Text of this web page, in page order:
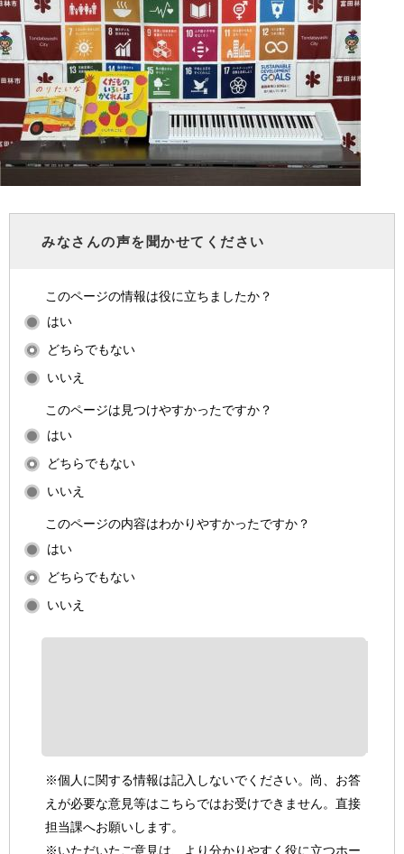
みなさんの声を聞かせてください
このページの情報は役に立ちましたか？
はい
どちらでもない
いいえ
このページは見つけやすかったですか？
はい
どちらでもない
いいえ
このページの内容はわかりやすかったですか？
はい
どちらでもない
いいえ
※個人に関する情報は記入しないでください。尚、お答
えが必要な意見等はこちらではお受けできません。直接
担当課へお願いします。
※いただいたご意見は、より分かりやすく役に立つホー